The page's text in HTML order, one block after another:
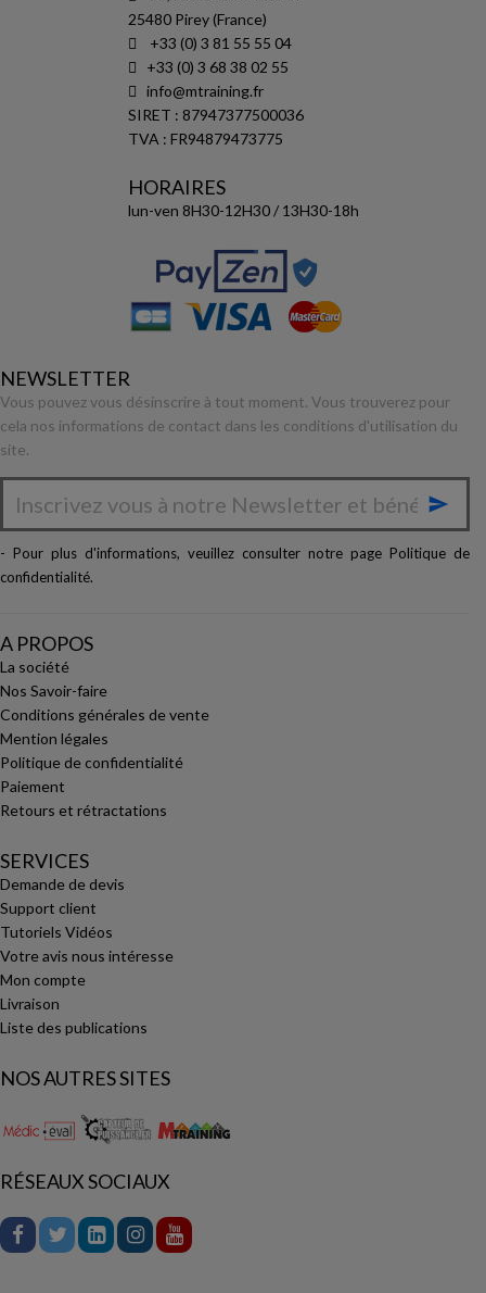
25480 Pirey (France)
+33 (0) 3 81 55 55 04
+33 (0) 3 68 38 02 55
info@mtraining.fr
SIRET : 87947377500036
TVA : FR94879473775
HORAIRES
lun-ven 8H30-12H30 / 13H30-18h
NEWSLETTER
Vous pouvez vous désinscrire à tout moment. Vous trouverez pour
cela nos informations de contact dans les conditions d'utilisation du
site.

- Pour plus d'informations, veuillez consulter notre page Politique de
confidentialité.
A PROPOS
La société
Nos Savoir-faire
Conditions générales de vente
Mention légales
Politique de confidentialité
Paiement
Retours et rétractations
SERVICES
Demande de devis
Support client
Tutoriels Vidéos
Votre avis nous intéresse
Mon compte
Livraison
Liste des publications
NOS AUTRES SITES
RÉSEAUX SOCIAUX